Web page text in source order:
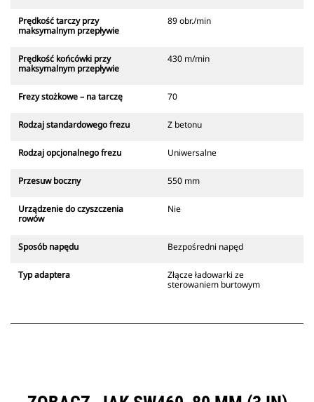
Prędkość tarczy przy
maksymalnym przepływie
89 obr./min
Prędkość końcówki przy
maksymalnym przepływie
430 m/min
Frezy stożkowe – na tarczę 70
Rodzaj standardowego frezu Z betonu
Rodzaj opcjonalnego frezu Uniwersalne
Przesuw boczny 550 mm
Urządzenie do czyszczenia
rowów
Nie
Sposób napędu Bezpośredni napęd
Typ adaptera
Złącze ładowarki ze
sterowaniem burtowym